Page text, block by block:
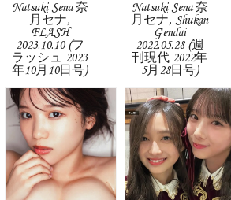
Natsuki Sena 奈
月セナ,
FLASH
2023.10.10 (フ
ラッシュ 2023
年10月10日号)
Natsuki Sena 奈
月セナ, Shukan
Gendai
2022.05.28 (週
刊現代 2022年
5月28日号)